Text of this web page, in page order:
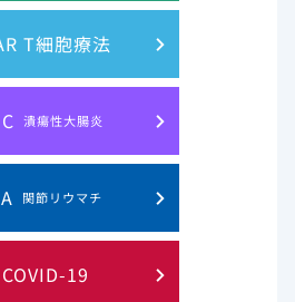
能・骨代謝
/臨床検査値異常
T細胞療法
潰瘍性大腸炎
関節リウマチ
COVID-19